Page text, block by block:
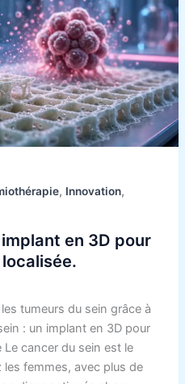
, Innovation,
en 3D pour
tumeurs du sein grâce à
: un implant en 3D pour
cancer du sein est le
femmes, avec plus de